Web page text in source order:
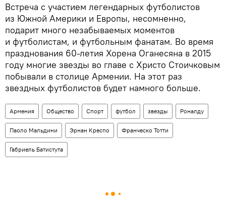
Встреча с участием легендарных футболистов
из Южной Америки и Европы, несомненно,
подарит много незабываемых моментов
и футболистам, и футбольным фанатам. Во время
празднования 60-летия Хорена Оганесяна в 2015
году многие звезды во главе с Христо Стоичковым
побывали в столице Армении. На этот раз
звездных футболистов будет намного больше.
Армения Общество Спорт футбол звезды Роналду
Паоло Мальдини Эрнан Креспо Франческо Тотти
Габриель Батистута